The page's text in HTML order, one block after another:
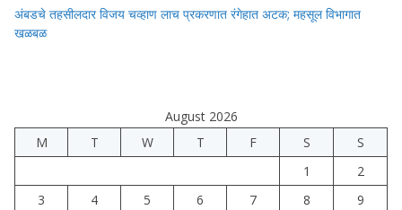
अंबडचे तहसीलदार विजय चव्हाण लाच प्रकरणात रंगेहात अटक; महसूल विभागात
खळबळ
August 2026
M
T W T F S
S
1
2
3
4 5 6 7 8
9